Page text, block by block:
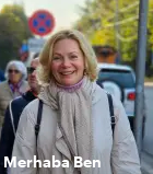
MerhabaBen